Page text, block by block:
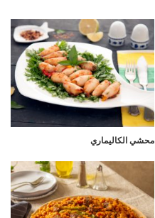
محشي الكاليماري